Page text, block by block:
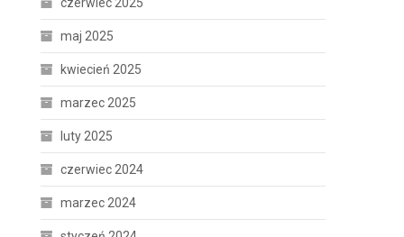
maj 2025
kwiecień 2025
marzec 2025
luty 2025
czerwiec 2024
marzec 2024